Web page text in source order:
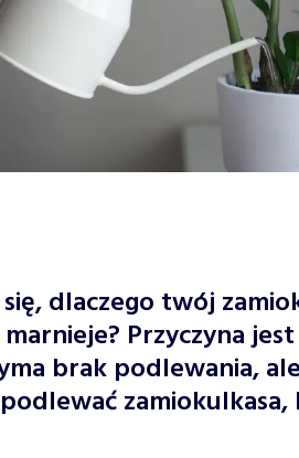
dlaczego twój
Przyczyna
brak podlewania,
zamiokulkasa,